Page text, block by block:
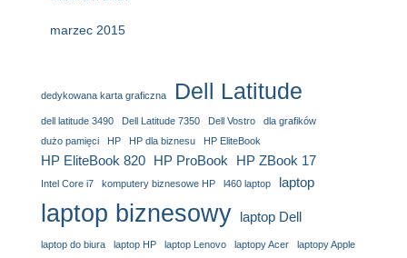
marzec 2015
dedykowana karta graficzna Dell Latitude
dell latitude 3490 Dell Latitude 7350 Dell Vostro
dla grafików
dużo pamięci
HP HP dla biznesu HP EliteBook
HP EliteBook 820 HP ProBook HP ZBook 17
Intel Core i7 komputery biznesowe HP l460 laptop laptop
laptop biznesowy laptop Dell
laptop do biura laptop HP laptop Lenovo laptopy Acer laptopy Apple